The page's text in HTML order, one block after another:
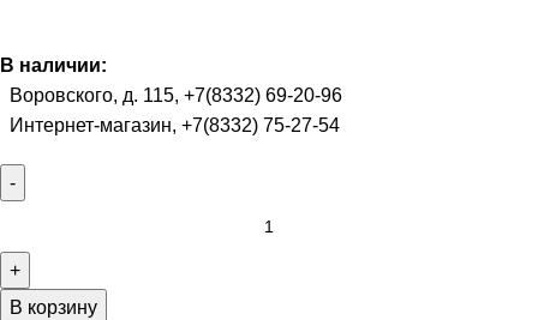
В наличии:
Воровского, д. 115, +7(8332) 69-20-96
Интернет-магазин, +7(8332) 75-27-54
В корзину